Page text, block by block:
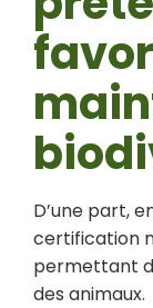
D’une part,
certification
permettant
des animaux.